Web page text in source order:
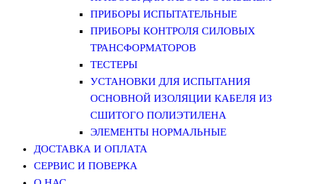
ПРИБОРЫ ИСПЫТАТЕЛЬНЫЕ
ПРИБОРЫ КОНТРОЛЯ СИЛОВЫХ
ТРАНСФОРМАТОРОВ
ТЕСТЕРЫ
УСТАНОВКИ ДЛЯ ИСПЫТАНИЯ
ОСНОВНОЙ ИЗОЛЯЦИИ КАБЕЛЯ ИЗ
СШИТОГО ПОЛИЭТИЛЕНА
ЭЛЕМЕНТЫ НОРМАЛЬНЫЕ
ДОСТАВКА И ОПЛАТА
СЕРВИС И ПОВЕРКА